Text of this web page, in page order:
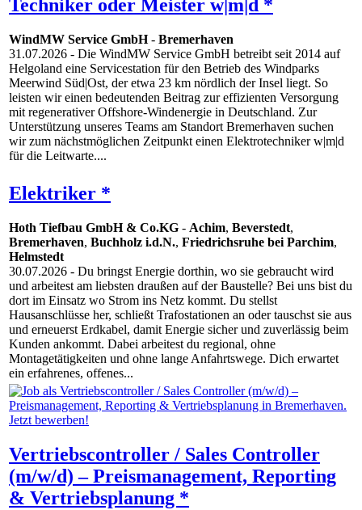
Techniker oder Meister w|m|d *
WindMW Service GmbH- Bremerhaven
31.07.2026 - Die WindMW Service GmbH betreibt seit 2014 auf
Helgoland eine Servicestation für den Betrieb des Windparks
Meerwind Süd|Ost, der etwa 23 km nördlich der Insel liegt. So
leisten wir einen bedeutenden Beitrag zur effizienten Versorgung
mit regenerativer Offshore-Windenergie in Deutschland. Zur
Unterstützung unseres Teams am Standort Bremerhaven suchen
wir zum nächstmöglichen Zeitpunkt einen Elektrotechniker w|m|d
für die Leitwarte....
Elektriker *
Hoth Tiefbau GmbH & Co.KG - Achim, Beverstedt,
Bremerhaven, Buchholz i.d.N., Friedrichsruhe bei Parchim,
Helmstedt
30.07.2026 - Du bringst Energie dorthin, wo sie gebraucht wird
und arbeitest am liebsten draußen auf der Baustelle? Bei uns bist du
dort im Einsatz wo Strom ins Netz kommt. Du stellst
Hausanschlüsse her, schließt Trafostationen an oder tauschst sie aus
und erneuerst Erdkabel, damit Energie sicher und zuverlässig beim
Kunden ankommt. Dabei arbeitest du regional, ohne
Montagetätigkeiten und ohne lange Anfahrtswege. Dich erwartet
ein erfahrenes, offenes...
Vertriebscontroller / Sales Controller
(m/w/d) – Preismanagement, Reporting
& Vertriebsplanung *